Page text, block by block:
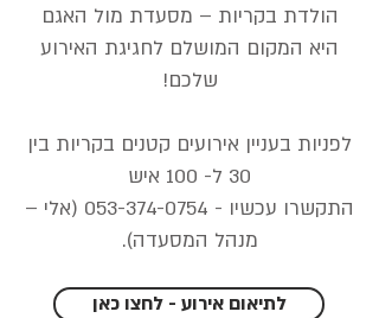
הולדת בקריות – מסעדת מול האגם
היא המקום המושלם לחגיגת האירוע
שלכם!
לפניות בעניין אירועים קטנים בקריות בין
30 ל- 100 איש
התקשרו עכשיו - 053-374-0754 (אלי –
מנהל המסעדה).
לתיאום אירוע - לחצו כאן